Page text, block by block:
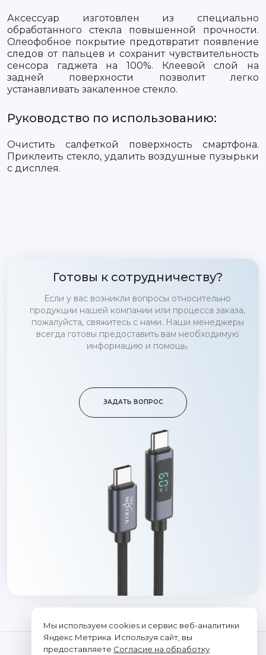
Аксессуар изготовлен из специально
обработанного стекла повышенной прочности.
Олеофобное покрытие предотвратит появление
следов от пальцев и сохранит чувствительность
сенсора гаджета на 100%. Клеевой слой на
задней поверхности позволит легко
устанавливать закаленное стекло.
Руководство по использованию:
Очистить салфеткой поверхность смартфона.
Приклеить стекло, удалить воздушные пузырьки
с дисплея.
Готовы к сотрудничеству?
Если у вас возникли вопросы относительно
продукции нашей компании или процесса заказа,
пожалуйста, свяжитесь с нами. Наши менеджеры
всегда готовы предоставить вам необходимую
информацию и помощь.
ЗАДАТЬ ВОПРОС
Мы используем cookies и сервис веб-аналитики
Яндекс.Метрика. Используя сайт, вы
предоставляете Согласие на обработку